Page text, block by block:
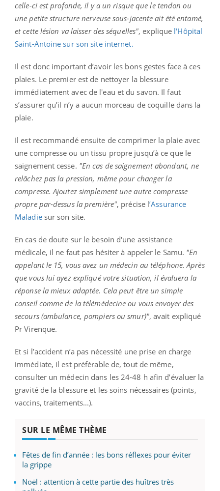
celle-ci est profonde, il y a un risque que le tendon ou
une petite structure nerveuse sous-jacente ait été entamé,
et cette lésion va laisser des séquelles", explique l'Hôpital
Saint-Antoine sur son site internet.
Il est donc important d’avoir les bons gestes face à ces
plaies. Le premier est de nettoyer la blessure
immédiatement avec de l'eau et du savon. Il faut
s’assurer qu’il n’y a aucun morceau de coquille dans la
plaie.
Il est recommandé ensuite de comprimer la plaie avec
une compresse ou un tissu propre jusqu’à ce que le
saignement cesse. "En cas de saignement abondant, ne
relâchez pas la pression, même pour changer la
compresse. Ajoutez simplement une autre compresse
propre par-dessus la première", précise l’Assurance
Maladiesur son site.
En cas de doute sur le besoin d'une assistance
médicale, il ne faut pas hésiter à appeler le Samu. "En
appelant le 15, vous avez un médecin au téléphone. Après
que vous lui ayez expliqué votre situation, il évaluera la
réponse la mieux adaptée. Cela peut être un simple
conseil comme de la télémédecine ou vous envoyer des
secours (ambulance, pompiers ou smur)", avait expliqué
Pr Virenque.
Et si l’accident n’a pas nécessité une prise en charge
immédiate, il est préférable de, tout de même,
consulter un médecin dans les 24-48 h afin d’évaluer la
gravité de la blessure et les soins nécessaires (points,
vaccins, traitements...).
SUR LE MÊME THÈME
Fêtes de fin d’année : les bons réflexes pour éviter
la grippe
Noël : attention à cette partie des huîtres très